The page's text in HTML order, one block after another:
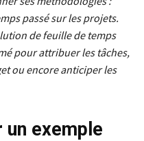
passé sur les projets.
de feuille de temps
pour attribuer les tâches,
ou encore anticiper les
exemple